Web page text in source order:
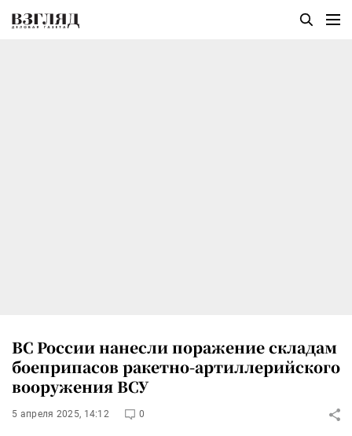
ВС России нанесли поражение складам
боеприпасов ракетно-артиллерийского
вооружения ВСУ
5 апреля 2025, 14:12 0